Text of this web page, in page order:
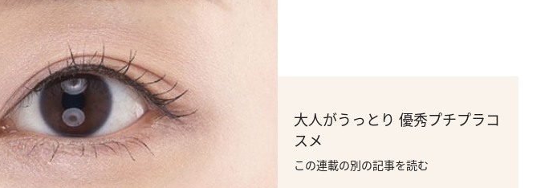
大人がうっとり 優秀プチプラコ
スメ
この連載の別の記事を読む